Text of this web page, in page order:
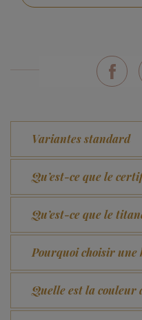
Variantes standard
Qu’est-ce que le
Qu’est-ce que le
Pourquoi choisir une
Quelle est la couleur